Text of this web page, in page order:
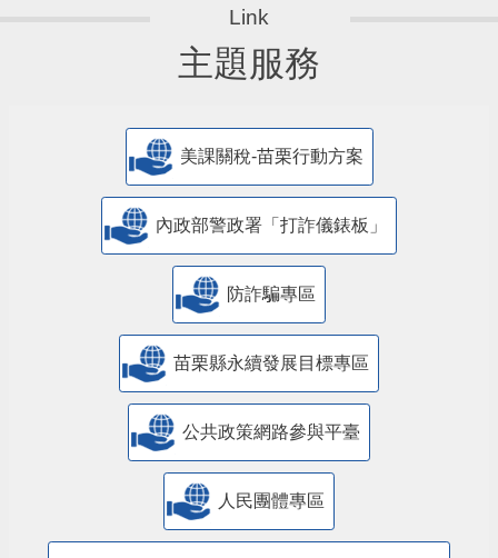
主題服務
美課關稅-苗栗行動方案
內政部警政署「打詐儀錶板」
防詐騙專區
苗栗縣永續發展目標專區
公共政策網路參與平臺
人民團體專區